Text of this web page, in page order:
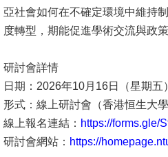
捐
款
研
資
圖
亞社會如何在不確定環境中維持
度轉型，期能促進學術交流與政策
研討會詳情
日期：2026年10月16日（星期五）
形式：線上研討會（香港恒生大
線上報名連結： https://forms.gle/
研討會網站： https://